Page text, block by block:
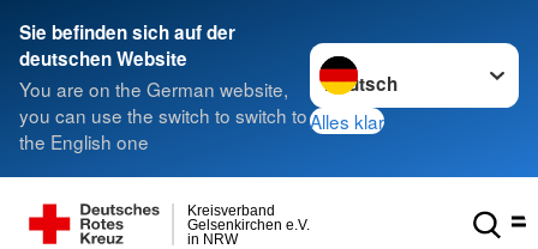
Sie befinden sich auf der
deutschen Website
You are on the German website,
you can use the switch to switch to
the English one
Sprache wechseln zu
Alles klar
in NRW
Gelsenkirchen e.V.
Kreisverband